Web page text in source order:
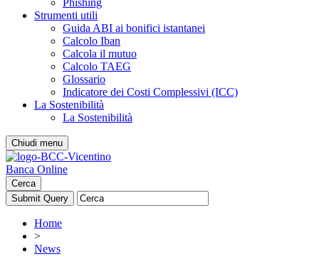
Phishing
Strumenti utili
Guida ABI ai bonifici istantanei
Calcolo Iban
Calcola il mutuo
Calcolo TAEG
Glossario
Indicatore dei Costi Complessivi (ICC)
La Sostenibilità
La Sostenibilità
Chiudi menu
Banca Online
Cerca
Home
>
News